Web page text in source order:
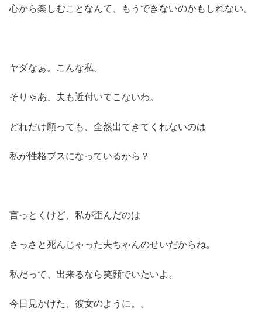
心から楽しむことなんて、もうできないのかもしれない。
ヤダなぁ。こんな私。
そりゃあ、夫も近付いてこないわ。
どれだけ願っても、全然出てきてくれないのは
私が性格ブスになっているから？
言っとくけど、私が歪んだのは
さっさと死んじゃった夫ちゃんのせいだからね。
私だって、出来るなら笑顔でいたいよ。
今日見かけた、彼女のように。。